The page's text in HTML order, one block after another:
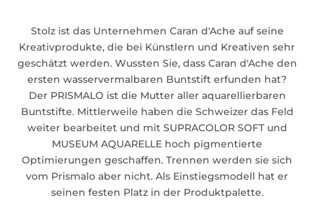
Stolz ist das Unternehmen Caran d'Ache auf seine
Kreativprodukte, die bei Künstlern und Kreativen sehr
geschätzt werden. Wussten Sie, dass Caran d'Ache den
ersten wasservermalbaren Buntstift erfunden hat?
Der PRISMALO ist die Mutter aller aquarellierbaren
Buntstifte. Mittlerweile haben die Schweizer das Feld
weiter bearbeitet und mit SUPRACOLOR SOFT und
MUSEUM AQUARELLE hoch pigmentierte
Optimierungen geschaffen. Trennen werden sie sich
vom Prismalo aber nicht. Als Einstiegsmodell hat er
seinen festen Platz in der Produktpalette.